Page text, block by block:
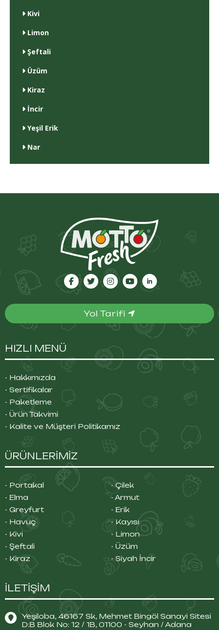
Kivi
Limon
Şeftali
Üzüm
Kiraz
İncir
Yeşil Erik
Nar
Yol Tarifi
HIZLI MENÜ
- Hakkımızda
- Sertifikalar
- Paketleme
- Ürün Takvimi
- Kalite ve Müşteri Politikamız
ÜRÜNLERİMİZ
- Portakal
- Çilek
- Elma
- Armut
- Greyfurt
- Erik
- Havuç
- Kayısı
- Kivi
- Limon
- Şeftali
- Üzüm
- Kiraz
- Siyah İncir
İLETİŞİM
Yeşiloba, 46167 Sk, Mehmet Bingöl Sanayi Sitesi
D:B Blok No: 12 / 1B, 01100 - Seyhan / Adana